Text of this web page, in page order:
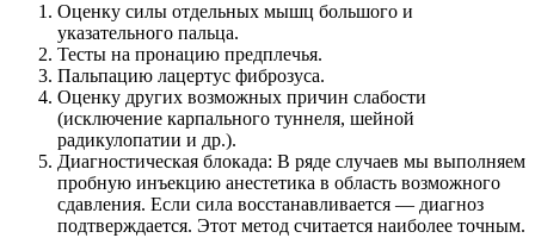
​Оценку силы отдельных мышц большого и
указательного пальца.
​Тесты на пронацию предплечья.
​Пальпацию лацертус фиброзуса.
​Оценку других возможных причин слабости
(исключение карпального туннеля, шейной
радикулопатии и др.).
Диагностическая блокада: В ряде случаев мы выполняем
пробную инъекцию анестетика в область возможного
сдавления. Если сила восстанавливается — диагноз
подтверждается. Этот метод считается наиболее точным.